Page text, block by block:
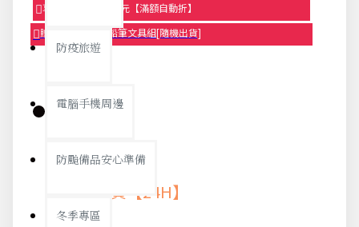
防疫旅遊
電腦手機周邊
防颱備品安心準備
冬季專區
享滿2000元折250元【滿額自動折】
贈品-滿899送色鉛筆文具組[隨機出貨]
庫存:
快速出貨【24H】